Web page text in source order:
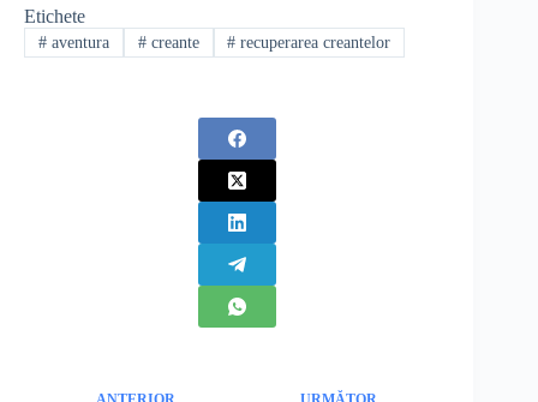
Etichete
#aventura #creante # recuperarea creantelor